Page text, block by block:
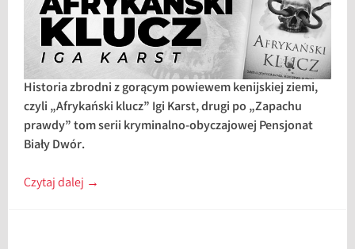
Historia zbrodni z gorącym powiewem kenijskiej ziemi,
czyli „Afrykański klucz” Igi Karst, drugi po „Zapachu
prawdy” tom serii kryminalno-obyczajowej Pensjonat
Biały Dwór.
Czytaj dalej →